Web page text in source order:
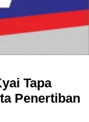
Tapa
Penertiban